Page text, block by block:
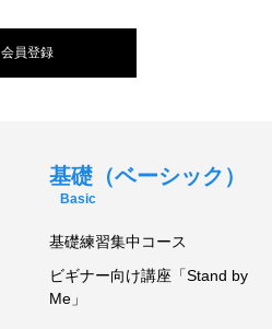
会員登録
基礎（ベーシック）
Basic
基礎練習集中コース
ビギナー向け講座「Stand by
Me」